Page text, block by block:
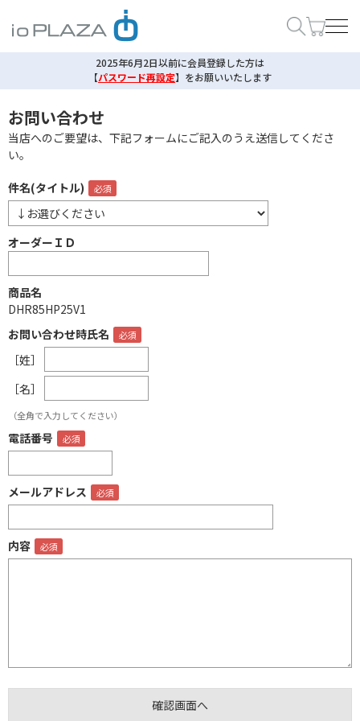
2025年6月2日以前に会員登録した方は
【パスワード再設定】 をお願いいたします
お問い合わせ
当店へのご要望は、下記フォームにご記入のうえ送信してくださ
い。
件名(タイトル)
オーダーＩＤ
商品名
DHR85HP25V1
お問い合わせ時氏名
［姓］
［名］
（全角で入力してください）
電話番号
メールアドレス
内容